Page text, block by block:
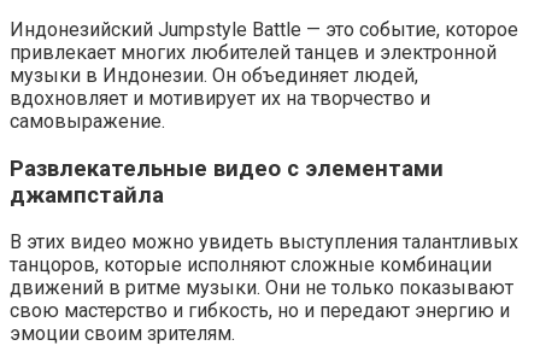
Индонезийский Jumpstyle Battle — это событие, которое
привлекает многих любителей танцев и электронной
музыки в Индонезии. Он объединяет людей,
вдохновляет и мотивирует их на творчество и
самовыражение.
Развлекательные видео с элементами
джампстайла
В этих видео можно увидеть выступления талантливых
танцоров, которые исполняют сложные комбинации
движений в ритме музыки. Они не только показывают
свою мастерство и гибкость, но и передают энергию и
эмоции своим зрителям.